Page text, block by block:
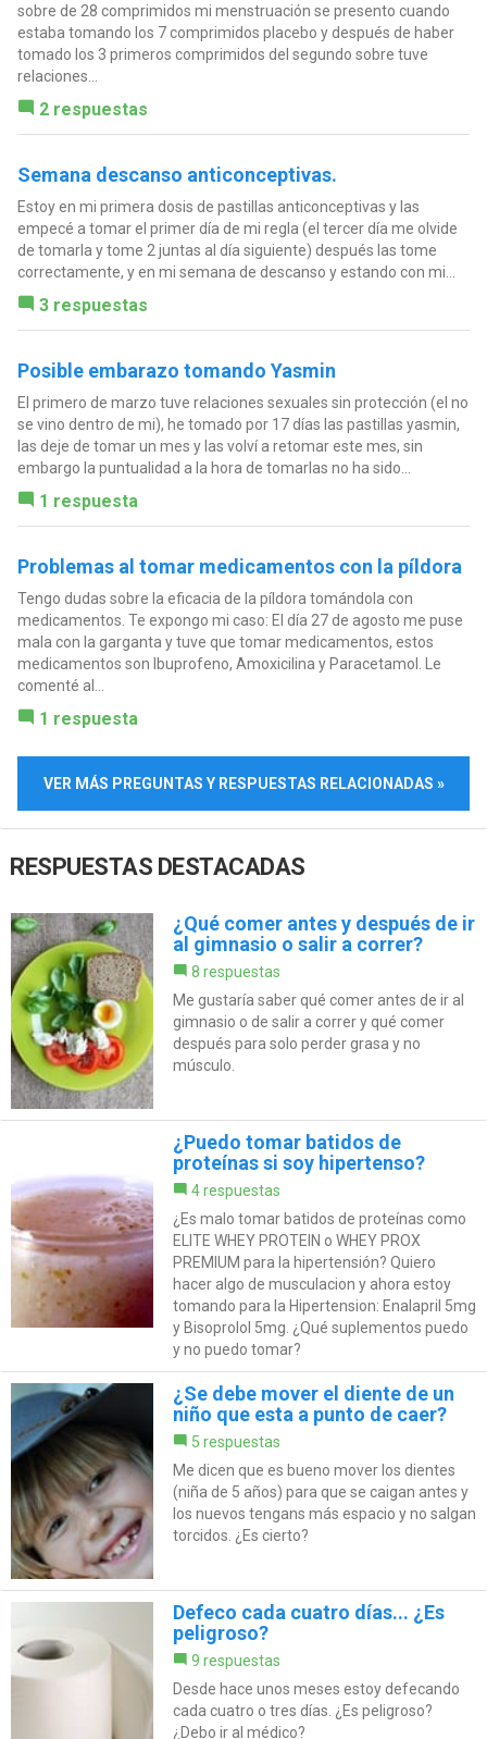
sobre de 28 comprimidos mi menstruación se presento cuando
estaba tomando los 7 comprimidos placebo y después de haber
tomado los 3 primeros comprimidos del segundo sobre tuve
relaciones...
2 respuestas
Semana descanso anticonceptivas.
Estoy en mi primera dosis de pastillas anticonceptivas y las
empecé a tomar el primer día de mi regla (el tercer día me olvide
de tomarla y tome 2 juntas al día siguiente) después las tome
correctamente, y en mi semana de descanso y estando con mi...
3 respuestas
Posible embarazo tomando Yasmin
El primero de marzo tuve relaciones sexuales sin protección (el no
se vino dentro de mi), he tomado por 17 días las pastillas yasmin,
las deje de tomar un mes y las volví a retomar este mes, sin
embargo la puntualidad a la hora de tomarlas no ha sido...
1 respuesta
Problemas al tomar medicamentos con la píldora
Tengo dudas sobre la eficacia de la píldora tomándola con
medicamentos. Te expongo mi caso: El día 27 de agosto me puse
mala con la garganta y tuve que tomar medicamentos, estos
medicamentos son Ibuprofeno, Amoxicilina y Paracetamol. Le
comenté al...
1 respuesta
VER MÁS PREGUNTAS Y RESPUESTAS RELACIONADAS »
RESPUESTAS DESTACADAS
¿Qué comer antes y después de ir
al gimnasio o salir a correr?
8 respuestas
Me gustaría saber qué comer antes de ir al
gimnasio o de salir a correr y qué comer
después para solo perder grasa y no
músculo.
¿Puedo tomar batidos de
proteínas si soy hipertenso?
4 respuestas
¿Es malo tomar batidos de proteínas como
ELITE WHEY PROTEIN o WHEY PROX
PREMIUM para la hipertensión? Quiero
hacer algo de musculacion y ahora estoy
tomando para la Hipertension: Enalapril 5mg
y Bisoprolol 5mg. ¿Qué suplementos puedo
y no puedo tomar?
¿Se debe mover el diente de un
niño que esta a punto de caer?
5 respuestas
Me dicen que es bueno mover los dientes
(niña de 5 años) para que se caigan antes y
los nuevos tengans más espacio y no salgan
torcidos. ¿Es cierto?
Defeco cada cuatro días... ¿Es
peligroso?
9 respuestas
Desde hace unos meses estoy defecando
cada cuatro o tres días. ¿Es peligroso?
¿Debo ir al médico?